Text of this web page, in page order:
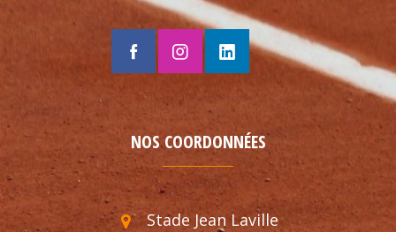
NOS COORDONNÉES
Stade Jean Laville